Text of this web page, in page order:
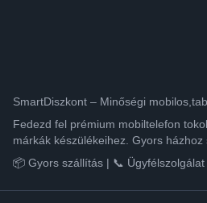
SmartDiszkont – Minőségi
Fedezd fel prémium mobiltelefon
márkák készülékeihez. Gyors
📦 Gyors szállítás | 📞